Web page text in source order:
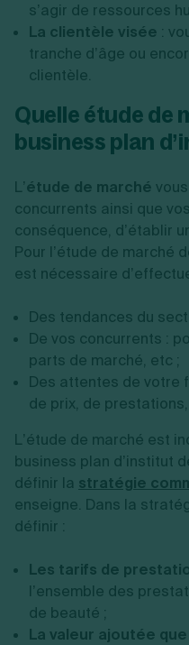
s’agir de ressources
La clientèle visée :
tranche d’âge ou
clientèle.
Quelle étude de
business plan
L’étude de marché
concurrents ainsi que
conséquence, d’établir
Pour l’étude de marché
est nécessaire
Des tendances du
De vos concurrents :
parts de marché, etc ;
Des attentes de votre
de prix, de
L’étude de marché est
business plan d’institut
définir la stratégie
enseigne. Dans la
définir :
Les tarifs de
l’ensemble des
de beauté ;
La valeur ajoutée